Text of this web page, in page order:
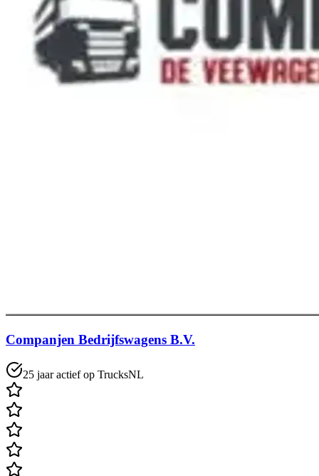
Companjen Bedrijfswagens B.V.
25 jaar actief op TrucksNL